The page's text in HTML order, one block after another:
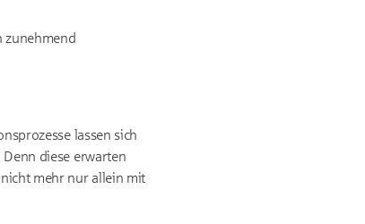
zunehmend
lassen sich
diese erwarten
mehr nur allein mit